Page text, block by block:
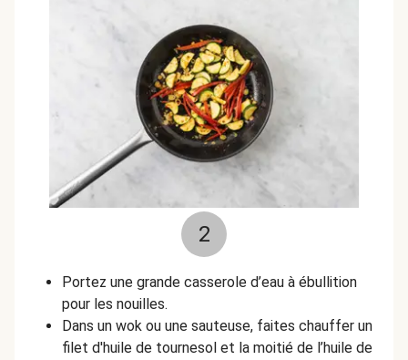
2
Portez une grande casserole d’eau à ébullition
pour les nouilles.
Dans un wok ou une sauteuse, faites chauffer un
filet d'huile de tournesol et la moitié de l’huile de